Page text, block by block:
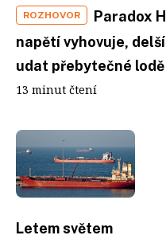
ROZHOVOR
Paradox
napětí vyhovuje,
udat přebytečné lodě
13 minut čtení
Letem světem